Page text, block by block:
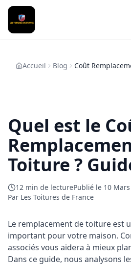
Accueil Blog Coût
Quel est le
Toiture ?
12 min de lecturePublié le 10
Par Les Toitures de France
Le remplacement de toiture est
important pour votre maison.
associés vous aidera à mieux
Dans ce guide, nous analysons